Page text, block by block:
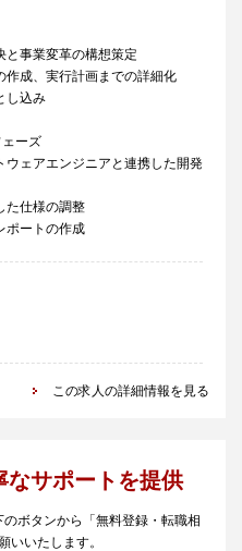
事業変革の構想策定
成、実行計画までの詳細化
し込み
ェーズ
ェアエンジニアと連携した開発
た仕様の調整
ポートの作成
この求人の詳細情報を見る
なサポートを提供
ボタンから「無料登録・転職相
いいたします。